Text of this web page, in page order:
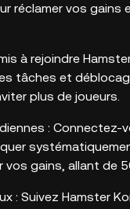
réclamer vos gains
à rejoindre
tâches et
plus de joueurs.
: Connectez-
gains, allant de
: Suivez Hamster